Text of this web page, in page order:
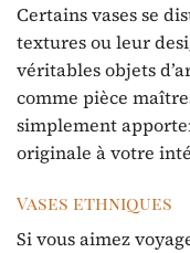
Certains vases se
textures ou leur
véritables objets
comme pièce
simplement
originale à votre
Vases ethniques
Si vous aimez